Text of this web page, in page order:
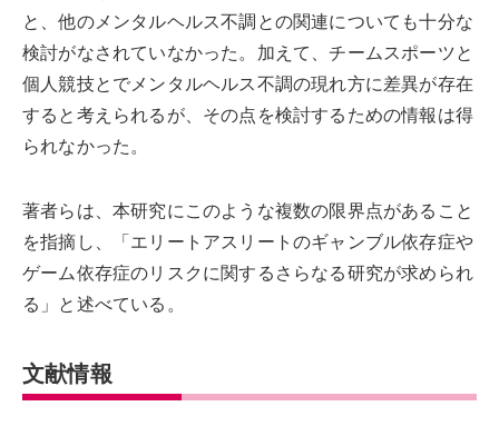
と、他のメンタルヘルス不調との関連についても十分な
検討がなされていなかった。加えて、チームスポーツと
個人競技とでメンタルヘルス不調の現れ方に差異が存在
すると考えられるが、その点を検討するための情報は得
られなかった。
著者らは、本研究にこのような複数の限界点があること
を指摘し、「エリートアスリートのギャンブル依存症や
ゲーム依存症のリスクに関するさらなる研究が求められ
る」と述べている。
文献情報